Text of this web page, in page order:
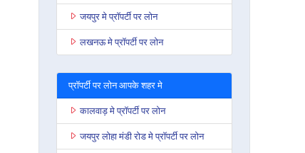
जयपुर मे प्रॉपर्टी पर लोन
लखनऊ मे प्रॉपर्टी पर लोन
प्रॉपर्टी पर लोन आपके शहर मे
कालवाड़ मे प्रॉपर्टी पर लोन
जयपुर लोहा मंडी रोड मे प्रॉपर्टी पर लोन